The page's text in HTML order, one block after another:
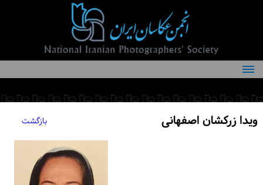
درباره انجمن
کمیته‌های انجمن
اعضاء انجمن
ویدا زرکشان اصفهانی بازگشت